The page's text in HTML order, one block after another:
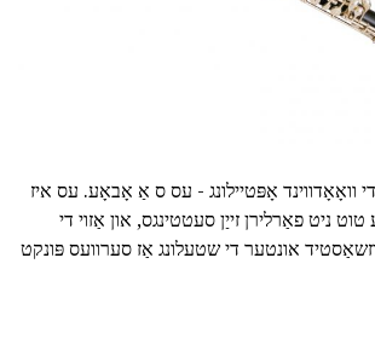
די וואָאָדווינד אָפּטיילונג - עס ס אַ אָבאָע. עס איז
ניט פאַרלירן זייַן סעטטינגס, און אַזוי די
אונטער די שטעלונג אַז סערוועס פּונקט